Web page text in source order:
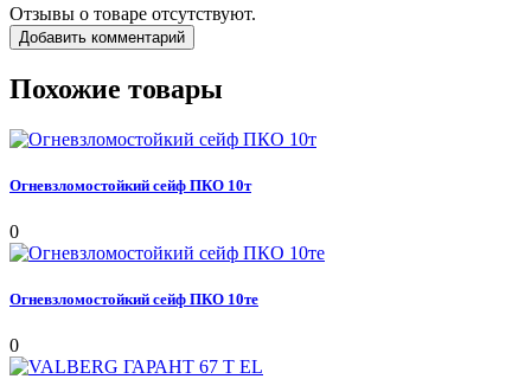
Отзывы о товаре отсутствуют.
Добавить комментарий
Похожие товары
Огневзломостойкий сейф ПКО 10т
0
Огневзломостойкий сейф ПКО 10те
0